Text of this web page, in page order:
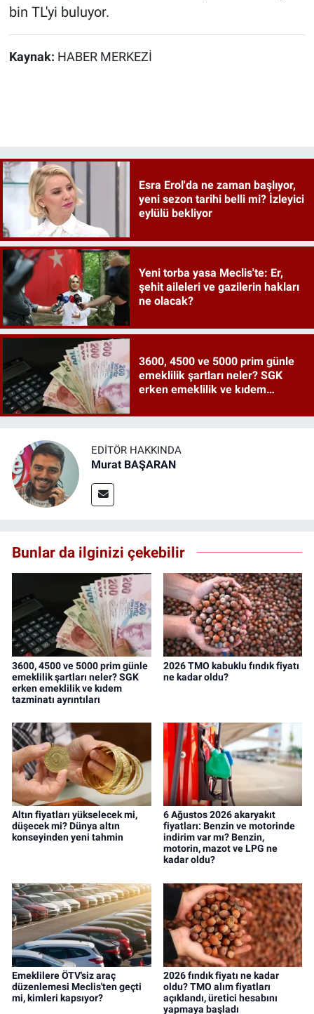
bin TL'yi buluyor.
Kaynak: HABER MERKEZİ
Esra Erol'da ne zaman başlıyor,
yeni sezon tarihi belli mi? İzleyici
eylülü bekliyor
Yeni torba yasa Meclis'te: Er,
şehit aileleri ve gazilerin hakları
ne olacak?
3600, 4500 ve 5000 prim günle
emeklilik şartları neler? SGK
erken emeklilik ve kıdem
EDITÖR HAKKINDA
Murat BAŞARAN
Bunlar da ilginizi çekebilir
3600, 4500 ve 5000 prim günle
emeklilik şartları neler? SGK
erken emeklilik ve kıdem
tazminatı ayrıntıları
2026 TMO kabuklu fındık fiyatı
ne kadar oldu?
Altın fiyatları yükselecek mi,
düşecek mi? Dünya altın
konseyinden yeni tahmin
6 Ağustos 2026 akaryakıt
fiyatları: Benzin ve motorinde
indirim var mı? Benzin,
motorin, mazot ve LPG ne
kadar oldu?
Emeklilere ÖTV'siz araç
düzenlemesi Meclis'ten geçti
mi, kimleri kapsıyor?
2026 fındık fiyatı ne kadar
oldu? TMO alım fiyatları
açıklandı, üretici hesabını
yapmaya başladı